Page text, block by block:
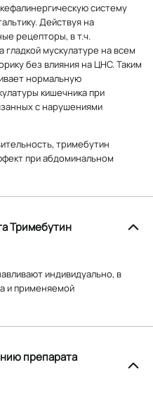
систему
Действуя на
рецепторы, в т.ч.
мускулатуре на всем
без влияния на ЦНС. Таким
нормальную
кишечника при
с нарушениями
тримебутин
при абдоминальном
Тримебутин
индивидуально, в
и применяемой
препарата